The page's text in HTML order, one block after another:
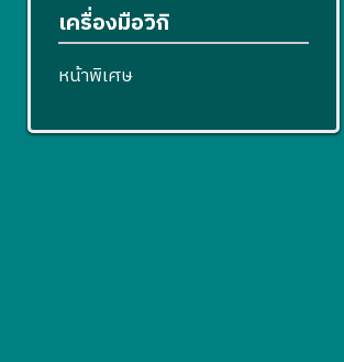
เครื่องมือวิกิ
หน้าพิเศษ